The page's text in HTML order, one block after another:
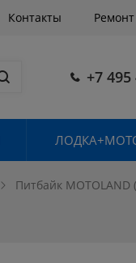
Контакты Ремонт
+7
Питбайк